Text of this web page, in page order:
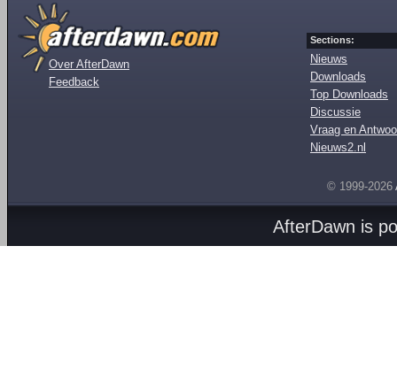
Over AfterDawn
Feedback
Sections:
Nieuws
Downloads
Top Downloads
Discussie
Vraag en
Nieuws2.nl
© 1999-2026
AfterDawn is